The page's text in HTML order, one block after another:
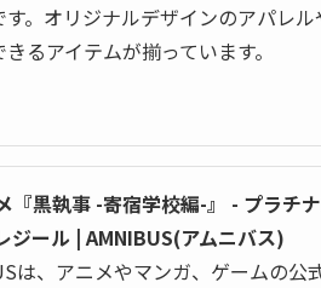
す。オリジナルデザインのアパレ
るアイテムが揃っています。
『黒執事 -寄宿学校編-』 - プラチ
ジール | AMNIBUS(アムニバス)
は、アニメやマンガ、ゲームの公